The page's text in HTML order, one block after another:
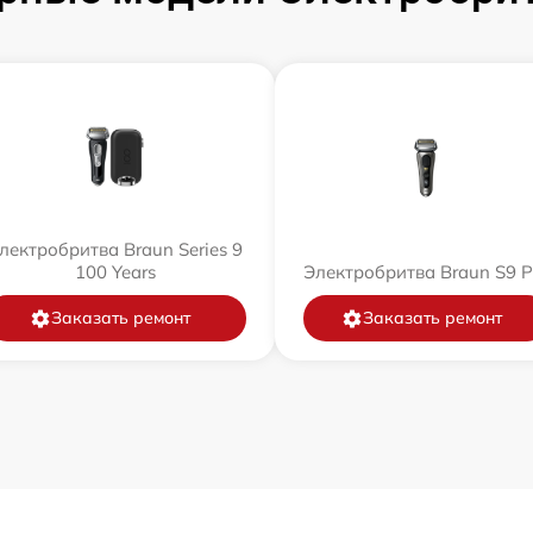
Braun Series 9
100 Years
Заказать ремонт
Электробритва Braun S9
Заказать ремонт